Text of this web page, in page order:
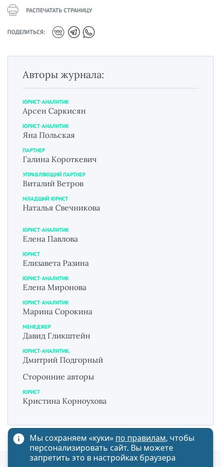
РАСПЕЧАТАТЬ СТРАНИЦУ
ПОДЕЛИТЬСЯ:
Авторы журнала:
ЮРИСТ-АНАЛИТИК
Арсен Саркисян
ЮРИСТ-АНАЛИТИК
Яна Польская
ПАРТНЕР
Галина Короткевич
УПРАВЛЯЮЩИЙ ПАРТНЕР
Виталий Ветров
МЛАДШИЙ ЮРИСТ
Наталья Свечникова
ЮРИСТ-АНАЛИТИК
Елена Павлова
ЮРИСТ
Елизавета Разина
ЮРИСТ-АНАЛИТИК
Елена Миронова
ЮРИСТ-АНАЛИТИК
Марина Сорокина
МЕНЕДЖЕР
Давид Гликштейн
ЮРИСТ-АНАЛИТИК.
Дмитрий Подгорный
Сторонние авторы
ЮРИСТ
Кристина Корноухова
Мы сохраняем «куки» по правилам, чтобы
персонализировать сайт. Вы можете
запретить это в настройках браузера